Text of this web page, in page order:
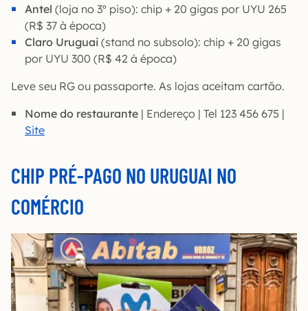
Antel (loja no 3º piso): chip + 20 gigas por UYU 265
(R$ 37 à época)
Claro Uruguai (stand no subsolo): chip + 20 gigas
por UYU 300 (R$ 42 à época)
Leve seu RG ou passaporte. As lojas aceitam cartão.
Nome do restaurante | Endereço | Tel 123 456 675 |
Site
CHIP PRÉ-PAGO NO URUGUAI NO
COMÉRCIO